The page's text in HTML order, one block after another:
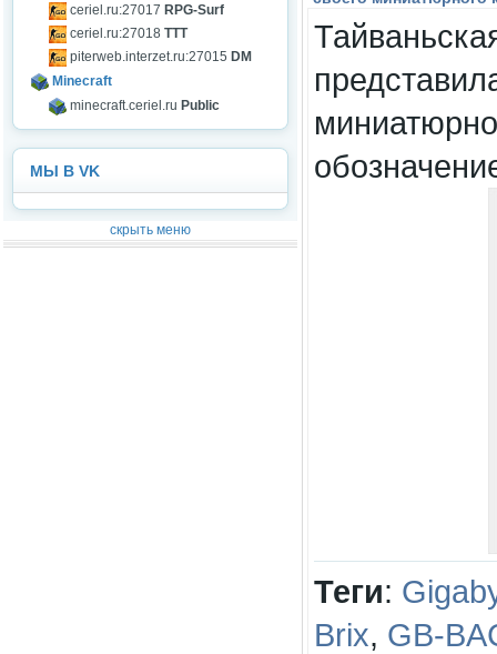
ceriel.ru:27017 RPG-Surf
ceriel.ru:27018 TTT
piterweb.interzet.ru:27015 DM
Minecraft
minecraft.ceriel.ru Public
МЫ В VK
скрыть меню
Теги:
Brix, GB-